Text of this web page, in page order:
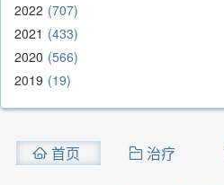
2022 707
2021
433
2020 566
2019 19
首页 治疗